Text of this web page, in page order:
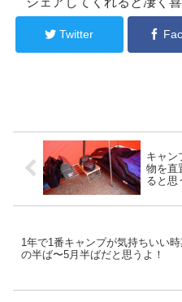
Twitter
キャン
物を直
ると思
1年で1番キャンプが気持ちいい時
の半ば〜5月半ばだと思うよ！